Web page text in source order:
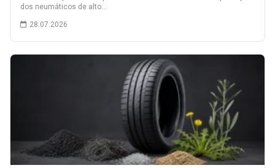
dos neumáticos de alto…
28.07.2026